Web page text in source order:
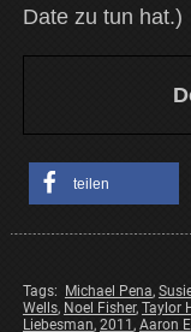
Date zu tun hat.)
teilen
Tags: Michael Pena,
Wells, Noel Fisher, Taylor
Liebesman, 2011 , Aaron